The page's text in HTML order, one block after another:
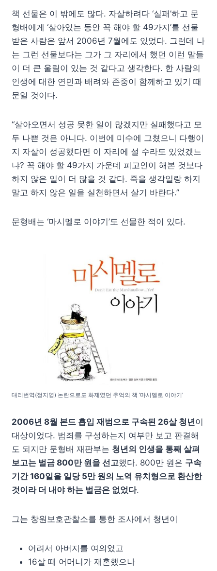
책 선물은 이 밖에도 많다. 자살하려다 ‘실패’하고 문
형배에게 ‘살아있는 동안 꼭 해야 할 49가지’를 선물
받은 사람은 앞서 2006년 7월에도 있었다. 그런데 나
는 그런 선물보다는 그가 그 자리에서 했던 이런 말들
이 더 큰 울림이 있는 것 같다고 생각한다. 한 사람의
인생에 대한 연민과 배려와 존중이 함께하고 있기 때
문일 것이다.
“살아오면서 성공 못한 일이 많겠지만 실패했다고 모
두 나쁜 것은 아니다. 이번에 미수에 그쳤으니 다행이
지 자살이 성공했다면 이 자리에 설 수라도 있었겠느
냐? 꼭 해야 할 49가지 가운데 피고인이 해본 것보다
하지 않은 일이 더 많을 것 같다. 죽을 생각일랑 하지
말고 하지 않은 일을 실천하면서 살기 바란다.”
문형배는 ‘마시멜로 이야기’도 선물한 적이 있다.
대리번역(정지영) 논란으로도 화제였던 추억의 책 ‘마시멜로 이야기’
2006년 8월 본드 흡입 재범으로 구속된 26살 청년이
대상이었다. 범죄를 구성하는지 여부만 보고 판결해
도 되지만 문형배 재판부는 청년의 인생을 통째 살펴
보고는 벌금 800만 원을 선고했다. 800만 원은 구속
기간 160일을 일당 5만 원의 노역 유치형으로 환산한
것이라 더 내야 하는 벌금은 없었다.
그는 창원보호관찰소를 통한 조사에서 청년이
어려서 아버지를 여의었고
16살 때 어머니가 재혼했으나